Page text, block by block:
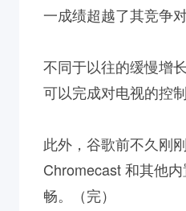
一成绩超越了其竞争
不同于以往的缓慢增
可以完成对电视的控
此外，谷歌前不久刚
Chromecast 和其他
畅。（完）